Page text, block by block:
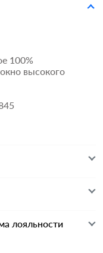
100%
высокого
лояльности